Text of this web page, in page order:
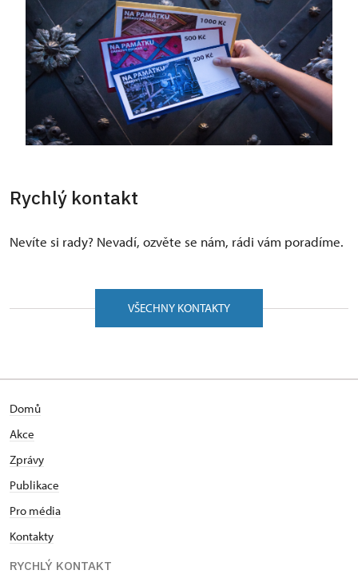
Rychlý kontakt
Nevíte si rady? Nevadí, ozvěte se nám, rádi vám poradíme.
VŠECHNY KONTAKTY
Domů
Akce
Zprávy
Publikace
Pro média
Kontakty
RYCHLÝ KONTAKT